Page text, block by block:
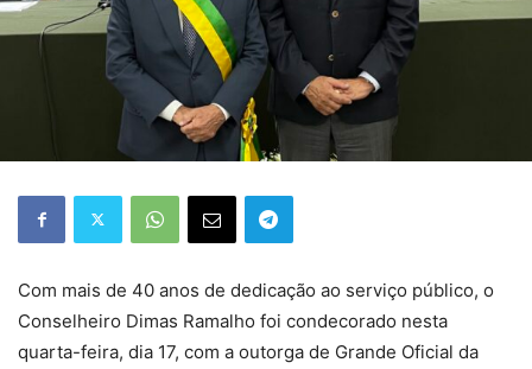
Com mais de 40 anos de dedicação ao serviço público, o
Conselheiro Dimas Ramalho foi condecorado nesta
quarta-feira, dia 17, com a outorga de Grande Oficial da